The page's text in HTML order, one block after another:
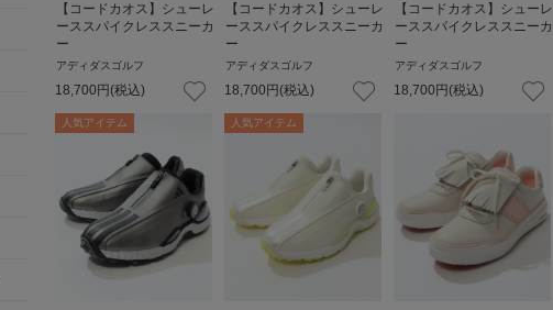
【コードカオス】シューレ
ーススパイクレススニーカ
ー
アディダスゴルフ
18,700円(税込)
【コードカオス】シューレ
ーススパイクレススニーカ
ー
アディダスゴルフ
18,700円(税込)
【コードカオス】シューレ
ーススパイクレススニーカ
ー
アディダスゴルフ
18,700円(税込)
人気アイテム 人気アイテム